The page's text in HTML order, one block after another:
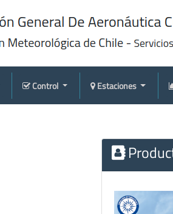
Control Estaciones